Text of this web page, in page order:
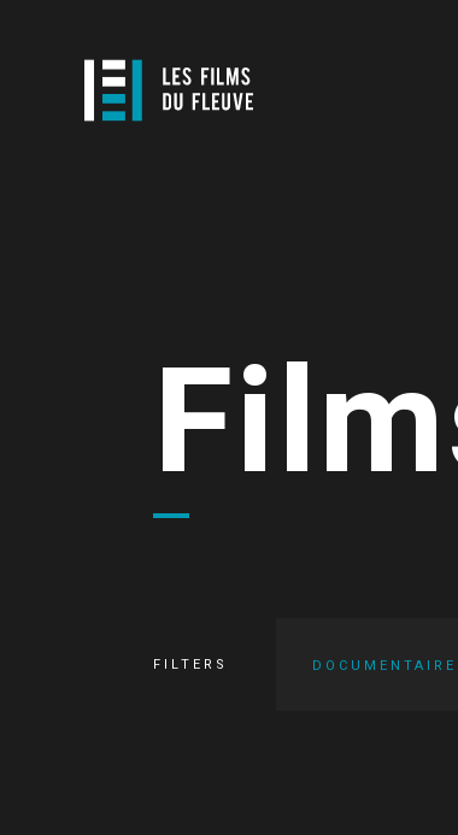
FILTERS DOCUMENTAIRE